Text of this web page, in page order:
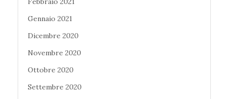
Gennaio 2021
Dicembre 2020
Novembre 2020
Ottobre 2020
Settembre 2020